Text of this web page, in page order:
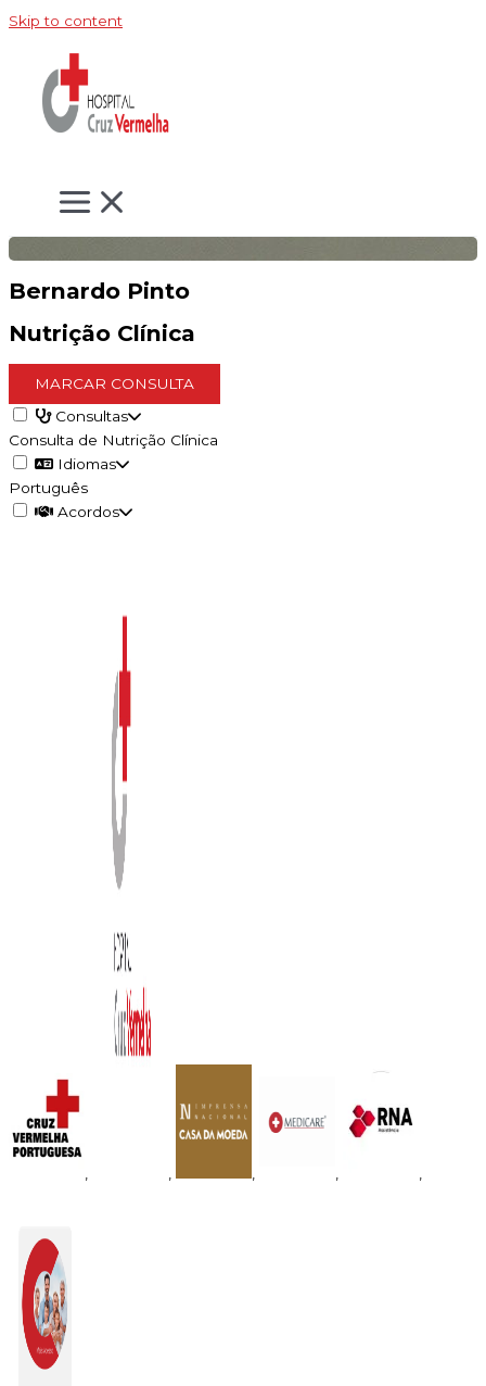
Skip to content
Bernardo Pinto
Nutrição Clínica
MARCAR CONSULTA
Consultas
Consulta de Nutrição Clínica
Idiomas
Português
Acordos